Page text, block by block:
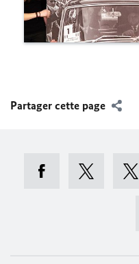
Partager cette page